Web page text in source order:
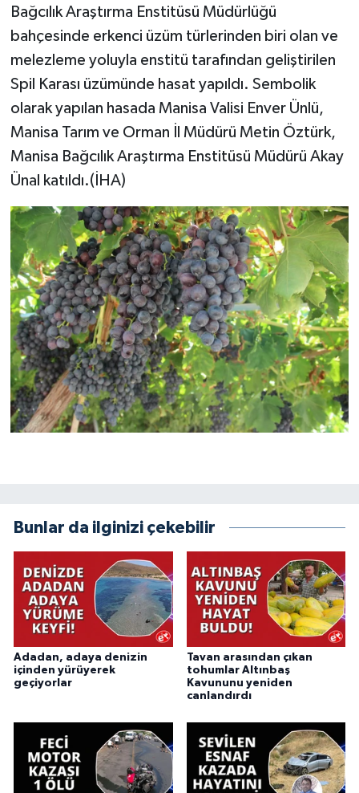
Bağcılık Araştırma Enstitüsü Müdürlüğü
bahçesinde erkenci üzüm türlerinden biri olan ve
melezleme yoluyla enstitü tarafından geliştirilen
Spil Karası üzümünde hasat yapıldı. Sembolik
olarak yapılan hasada Manisa Valisi Enver Ünlü,
Manisa Tarım ve Orman İl Müdürü Metin Öztürk,
Manisa Bağcılık Araştırma Enstitüsü Müdürü Akay
Ünal katıldı.(İHA)
Bunlar da ilginizi çekebilir
Adadan, adaya denizin
içinden yürüyerek
geçiyorlar
Tavan arasından çıkan
tohumlar Altınbaş
Kavununu yeniden
canlandırdı